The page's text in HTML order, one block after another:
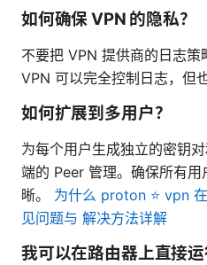
如何确保 VPN 的隐私？
不要把 VPN 提供商的日志
VPN 可以完全控制日志，但
如何扩展到多用户？
为每个用户生成独立的密钥
端的 Peer 管理。确保所有
晰。 为什么 proton ⭐ vpn
见问题与 解决方法详解
我可以在路由器上直接运